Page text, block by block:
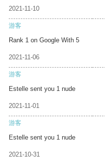
2021-11-10
游客
Rank 1 on Google With 5
2021-11-06
游客
Estelle sent you 1 nude
2021-11-01
游客
Estelle sent you 1 nude
2021-10-31